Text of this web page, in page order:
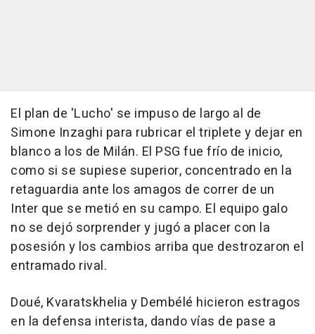
El plan de 'Lucho' se impuso de largo al de
Simone Inzaghi para rubricar el triplete y dejar en
blanco a los de Milán. El PSG fue frío de inicio,
como si se supiese superior, concentrado en la
retaguardia ante los amagos de correr de un
Inter que se metió en su campo. El equipo galo
no se dejó sorprender y jugó a placer con la
posesión y los cambios arriba que destrozaron el
entramado rival.
Doué, Kvaratskhelia y Dembélé hicieron estragos
en la defensa interista, dando vías de pase a